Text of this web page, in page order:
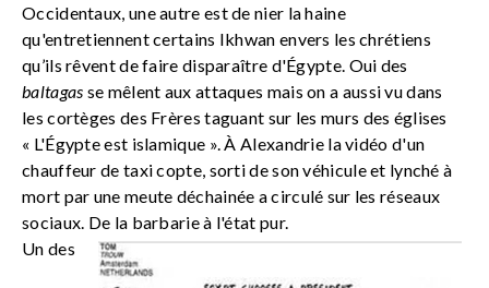
Occidentaux, une autre est de nier la haine
qu'entretiennent certains Ikhwan envers les chrétiens
qu’ils rêvent de faire disparaître d'Égypte. Oui des
baltagas se mêlent aux attaques mais on a aussi vu dans
les cortèges des Frères taguant sur les murs des églises
« L'Égypte est islamique ». À Alexandrie la vidéo d'un
chauffeur de taxi copte, sorti de son véhicule et lynché à
mort par une meute déchainée a circulé sur les réseaux
sociaux. De la barbarie à l'état pur.
Un des